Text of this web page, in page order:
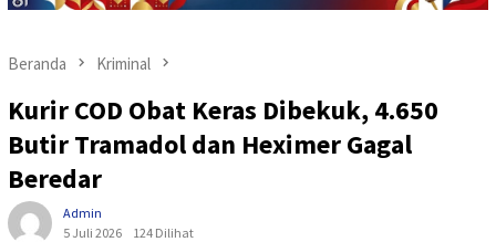
Beranda Kriminal
Kurir COD Obat Keras Dibekuk, 4.650
Butir Tramadol dan Heximer Gagal
Beredar
Admin
5 Juli 2026
124 Dilihat